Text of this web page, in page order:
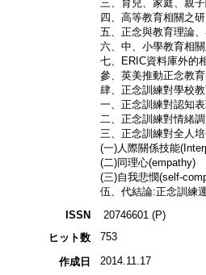
三、育兒、家庭、親
四、高等教育相關之
五、正念與教育理論
六、中、小學教育相
七、ERIC資料庫外的
參、英美推動正念教
肆、正念訓練對學校
一、正念訓練對認知
二、正念訓練對情緒
三、正念訓練對全人
(一)人際關係技能
(二)同理心(empathy)
(三)自我悲憫(self-
伍、代結論:正念訓練
ISSN
20746601 (P)
ヒット数
753
作成日 2014.11.17